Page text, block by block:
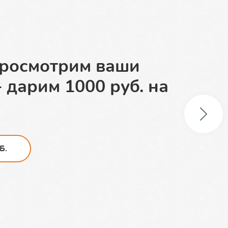
в обе
на 1000
ваши
1000 руб. на